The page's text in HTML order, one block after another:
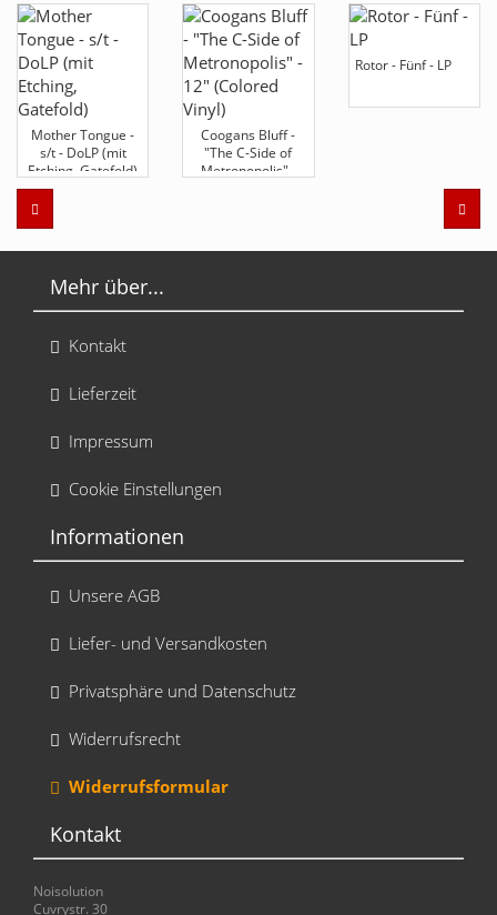
Mother Tongue -
s/t - DoLP (mit
Etching, Gatefold)
Coogans Bluff -
"The C-Side of
Metronopolis" -
Rotor - Fünf - LP
Mehr über...
Kontakt
Lieferzeit
Impressum
Cookie Einstellungen
Informationen
Unsere AGB
Liefer- und Versandkosten
Privatsphäre und Datenschutz
Widerrufsrecht
Widerrufsformular
Kontakt
Noisolution
Cuvrystr. 30